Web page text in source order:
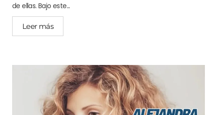
de ellas. Bajo este...
Leer más